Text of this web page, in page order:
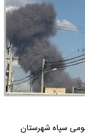
سپاه شهرستان